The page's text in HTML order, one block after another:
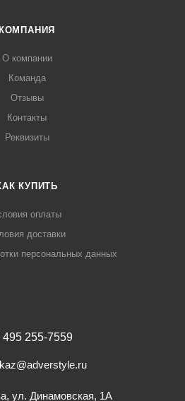
КОМПАНИЯ
О компании
Команда
Отзывы
Контакты
Реквизиты
КУПИТЬ
оплаты
доставки
персональных данных
495 255-7559
ул. Динамовская, 1А